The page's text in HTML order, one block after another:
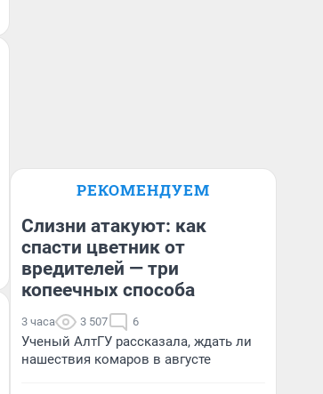
РЕКОМЕНДУЕМ
Слизни атакуют: как
спасти цветник от
вредителей — три
копеечных способа
3 часа 3 507 6
Ученый АлтГУ рассказала, ждать ли
нашествия комаров в августе